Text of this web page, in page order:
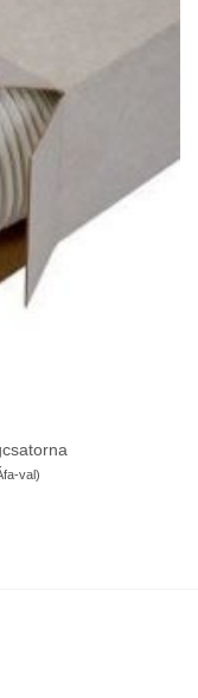
val)